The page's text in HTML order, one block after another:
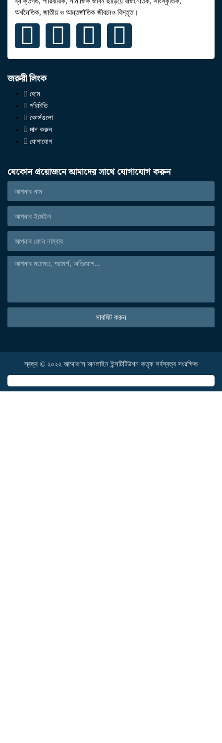
অর্থনৈতিক, জাতীয় ও আন্তর্জাতিক জীবনেও বিস্তৃত।
জরুরী লিংক
হোম
পরিচিতি
কোর্সগুলো
দান করুন
যোগাযোগ
যেকোন প্রয়োজনে আমাদের সাথে যোগাযোগ করুন
সাবমিট করুন
স্বত্ব © ২০২২ আম্মার’স অনলাইন ইন্সটিটিউশন কতৃক সর্বস্বত্ব সংরক্ষিত